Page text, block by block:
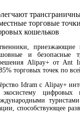
и безопасные
Alipay+ от Ant
торговых точек по
Idram с Alipay+
экосистему цифровых
способствующее